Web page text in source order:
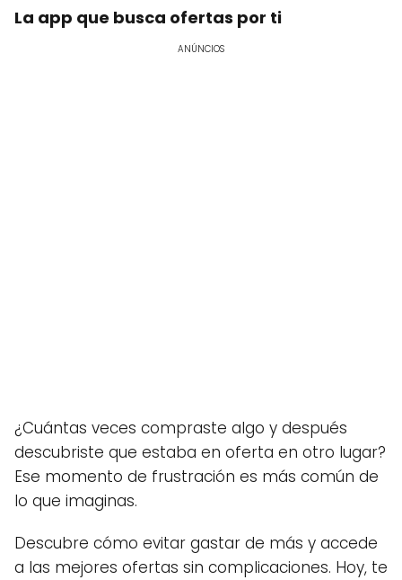
La app que busca ofertas por ti
ANÚNCIOS
¿Cuántas veces compraste algo y después
descubriste que estaba en oferta en otro lugar?
Ese momento de frustración es más común de
lo que imaginas.
Descubre cómo evitar gastar de más y accede
a las mejores ofertas sin complicaciones. Hoy, te